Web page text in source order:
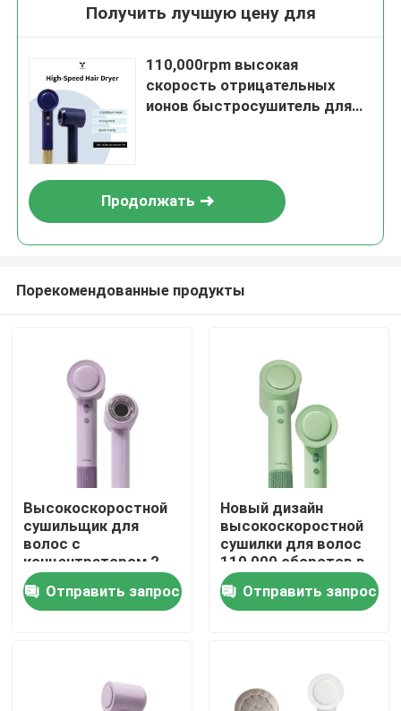
Дом
Получить лучшую цену для
110,000rpm высокая
скорость отрицательных
ионов быстросушитель для
Продолжать
Порекомендованные продукты
Высокоскоростной
сушильщик для
волос с
концентратором 2
года гарантии
Отправить запрос
Новый дизайн
высокоскоростной
сушилки для волос
110 000 оборотов в
минуту быстрая
сушка с 3
настройками тепла
Отправить запрос